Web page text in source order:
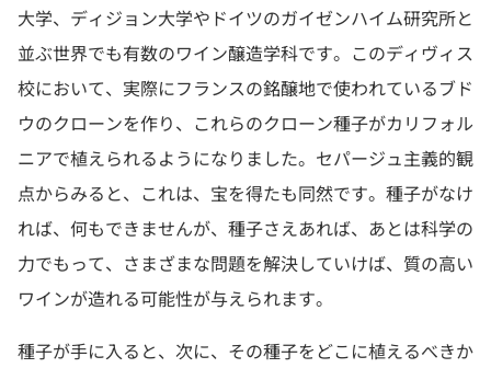
大学、ディジョン大学やドイツのガイゼンハイム研究所と
並ぶ世界でも有数のワイン醸造学科です。このディヴィス
校において、実際にフランスの銘醸地で使われているブド
ウのクローンを作り、これらのクローン種子がカリフォル
ニアで植えられるようになりました。セパージュ主義的観
点からみると、これは、宝を得たも同然です。種子がなけ
れば、何もできませんが、種子さえあれば、あとは科学の
力でもって、さまざまな問題を解決していけば、質の高い
ワインが造れる可能性が与えられます。
種子が手に入ると、次に、その種子をどこに植えるべきか